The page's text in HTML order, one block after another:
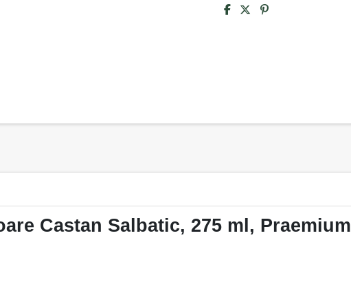
Castan Salbatic, 275 ml, Praemium